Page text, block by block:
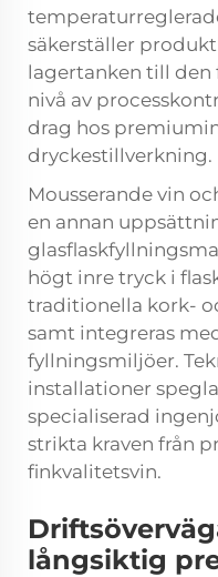
säkerställer
lagertanken till den
nivå av
drag hos
dryckestillverkning.
Mousserande vin
en annan
högt inre tryck i
traditionella kork-
samt integreras
fyllningsmiljöer.
installationer
specialiserad
strikta kraven från
finkvalitetsvin.
långsiktig